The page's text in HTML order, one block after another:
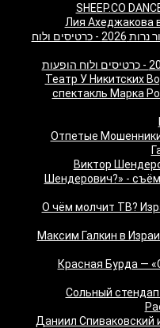
SHEEP.CO
Лия Ахеджакова
משופן ועד AC/DC - מופע פסנתר לאור נרות 2026 - כרטיסים ולוח
"Театр У Никитских
спектакль Марка
Отпетые Мошенники
Виктор
Шендерович?» -
«О чём молчит ТВ?
Максим Галкин в
Красная Бурда —
"Сольный
"Даниил